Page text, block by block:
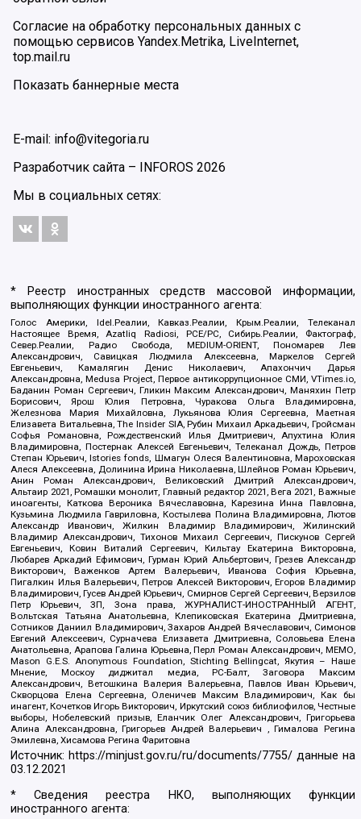
Согласие на обработку персональных данных с
помощью сервисов Yandex.Metrika, LiveInternet,
top.mail.ru
Показать баннерные места
E-mail: info@vitegoria.ru
Разработчик сайта – INFOROS 2026
Мы в социальных сетях:
* Реестр иностранных средств массовой информации,
выполняющих функции иностранного агента:
Голос Америки, Idel.Реалии, Кавказ.Реалии, Крым.Реалии, Телеканал
Настоящее Время, Azatliq Radiosi, PCE/PC, Сибирь.Реалии, Фактограф,
Север.Реалии, Радио Свобода, MEDIUM-ORIENT, Пономарев Лев
Александрович, Савицкая Людмила Алексеевна, Маркелов Сергей
Евгеньевич, Камалягин Денис Николаевич, Апахончич Дарья
Александровна, Medusa Project, Первое антикоррупционное СМИ, VTimes.io,
Баданин Роман Сергеевич, Гликин Максим Александрович, Маняхин Петр
Борисович, Ярош Юлия Петровна, Чуракова Ольга Владимировна,
Железнова Мария Михайловна, Лукьянова Юлия Сергеевна, Маетная
Елизавета Витальевна, The Insider SIA, Рубин Михаил Аркадьевич, Гройсман
Софья Романовна, Рождественский Илья Дмитриевич, Апухтина Юлия
Владимировна, Постернак Алексей Евгеньевич, Телеканал Дождь, Петров
Степан Юрьевич, Istories fonds, Шмагун Олеся Валентиновна, Мароховская
Алеся Алексеевна, Долинина Ирина Николаевна, Шлейнов Роман Юрьевич,
Анин Роман Александрович, Великовский Дмитрий Александрович,
Альтаир 2021, Ромашки монолит, Главный редактор 2021, Вега 2021, Важные
иноагенты, Каткова Вероника Вячеславовна, Карезина Инна Павловна,
Кузьмина Людмила Гавриловна, Костылева Полина Владимировна, Лютов
Александр Иванович, Жилкин Владимир Владимирович, Жилинский
Владимир Александрович, Тихонов Михаил Сергеевич, Пискунов Сергей
Евгеньевич, Ковин Виталий Сергеевич, Кильтау Екатерина Викторовна,
Любарев Аркадий Ефимович, Гурман Юрий Альбертович, Грезев Александр
Викторович, Важенков Артем Валерьевич, Иванова София Юрьевна,
Пигалкин Илья Валерьевич, Петров Алексей Викторович, Егоров Владимир
Владимирович, Гусев Андрей Юрьевич, Смирнов Сергей Сергеевич, Верзилов
Петр Юрьевич, ЗП, Зона права, ЖУРНАЛИСТ-ИНОСТРАННЫЙ АГЕНТ,
Вольтская Татьяна Анатольевна, Клепиковская Екатерина Дмитриевна,
Сотников Даниил Владимирович, Захаров Андрей Вячеславович, Симонов
Евгений Алексеевич, Сурначева Елизавета Дмитриевна, Соловьева Елена
Анатольевна, Арапова Галина Юрьевна, Перл Роман Александрович, МЕМО,
Mason G.E.S. Anonymous Foundation, Stichting Bellingcat, Якутия – Наше
Мнение, Москоу диджитал медиа, РС-Балт, Заговора Максим
Александрович, Ветошкина Валерия Валерьевна, Павлов Иван Юрьевич,
Скворцова Елена Сергеевна, Оленичев Максим Владимирович, Как бы
инагент, Кочетков Игорь Викторович, Иркутский союз библиофилов, Честные
выборы, Нобелевский призыв, Еланчик Олег Александрович, Григорьева
Алина Александровна, Григорьев Андрей Валерьевич , Гималова Регина
Эмилевна, Хисамова Регина Фаритовна
Источник:https://minjust.gov.ru/ru/documents/7755/ данные на
03.12.2021
* Сведения реестра НКО, выполняющих функции
иностранного агента: